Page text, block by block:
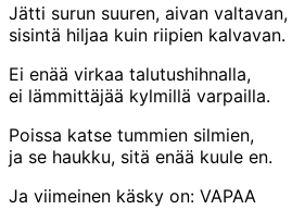
Jätti surun suuren, aivan valtavan,
sisintä hiljaa kuin riipien kalvavan.
Ei enää virkaa talutushihnalla,
ei lämmittäjää kylmillä varpailla.
Poissa katse tummien silmien,
ja se haukku, sitä enää kuule en.
Ja viimeinen käsky on: VAPAA